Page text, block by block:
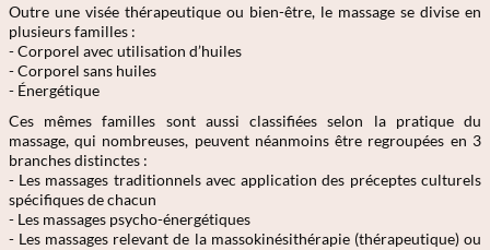
Outre une visée thérapeutique ou bien-être, le massage se divise en
plusieurs familles :
- Corporel avec utilisation d’huiles
- Corporel sans huiles
- Énergétique
Ces mêmes familles sont aussi classifiées selon la pratique du
massage, qui nombreuses, peuvent néanmoins être regroupées en 3
branches distinctes :
- Les massages traditionnels avec application des préceptes culturels
spécifiques de chacun
- Les massages psycho-énergétiques
- Les massages relevant de la massokinésithérapie (thérapeutique) ou